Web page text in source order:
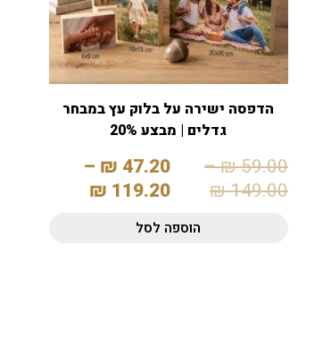
הדפסה ישירה על בלוק עץ במבחר
גדלים | מבצע 20%
59.00
₪
–
149.00
₪
47.20
₪
–
119.20
₪
הוספה לסל